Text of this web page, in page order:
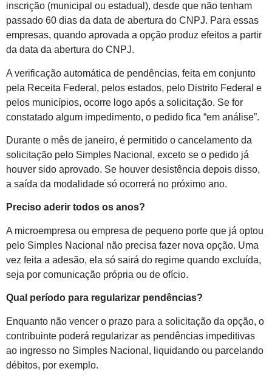
inscrição (municipal ou estadual), desde que não tenham
passado 60 dias da data de abertura do CNPJ. Para essas
empresas, quando aprovada a opção produz efeitos a partir
da data da abertura do CNPJ.
A verificação automática de pendências, feita em conjunto
pela Receita Federal, pelos estados, pelo Distrito Federal e
pelos municípios, ocorre logo após a solicitação. Se for
constatado algum impedimento, o pedido fica “em análise”.
Durante o mês de janeiro, é permitido o cancelamento da
solicitação pelo Simples Nacional, exceto se o pedido já
houver sido aprovado. Se houver desistência depois disso,
a saída da modalidade só ocorrerá no próximo ano.
Preciso aderir todos os anos?
A microempresa ou empresa de pequeno porte que já optou
pelo Simples Nacional não precisa fazer nova opção. Uma
vez feita a adesão, ela só sairá do regime quando excluída,
seja por comunicação própria ou de ofício.
Qual período para regularizar pendências?
Enquanto não vencer o prazo para a solicitação da opção, o
contribuinte poderá regularizar as pendências impeditivas
ao ingresso no Simples Nacional, liquidando ou parcelando
débitos, por exemplo.